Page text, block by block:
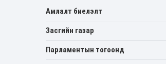
Амлалт биелэлт
Засгийн газар
Парламентын тогоонд